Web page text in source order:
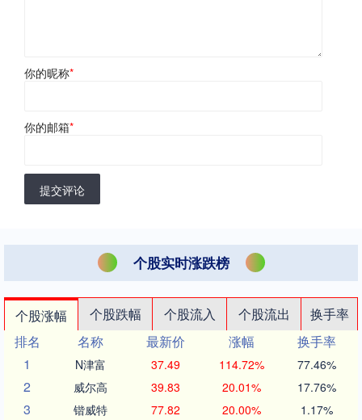
你的昵称*
你的邮箱*
提交评论
个股实时涨跌榜
个股涨幅 个股跌幅 个股流入 个股流出
换手率
排名
名称 最新价 涨幅
换手率
1
N津富 37.49 114.72% 77.46%
2 威尔高 39.83 20.01% 17.76%
3 锴威特 77.82 20.00% 1.17%